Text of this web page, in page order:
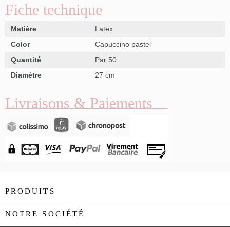
Fiche technique
Matière
Latex
Color
Capuccino pastel
Quantité
Par 50
Diamètre
27 cm
Livraisons & Paiements
PRODUITS
NOTRE SOCIÉTÉ